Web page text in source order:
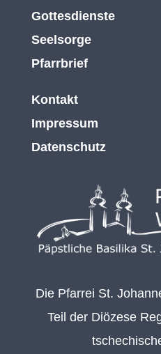
Gottesdienste
Seelsorge
Pfarrbrief
Kontakt
Impressum
Datenschutz
Die Pfarrei St.
Teil der Diözese